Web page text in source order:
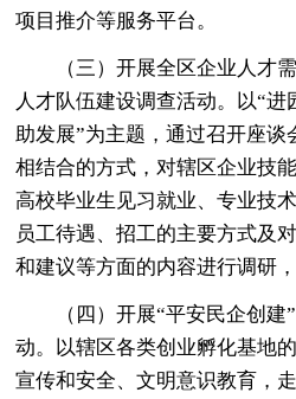
项目推介等服务平台。
（三）开展全区企业人才需
人才队伍建设调查活动。以“进
助发展”为主题，通过召开座谈
相结合的方式，对辖区企业技
高校毕业生见习就业、专业技
员工待遇、招工的主要方式及
和建议等方面的内容进行调研
（四）开展“平安民企创建”
动。以辖区各类创业孵化基地
宣传和安全、文明意识教育，